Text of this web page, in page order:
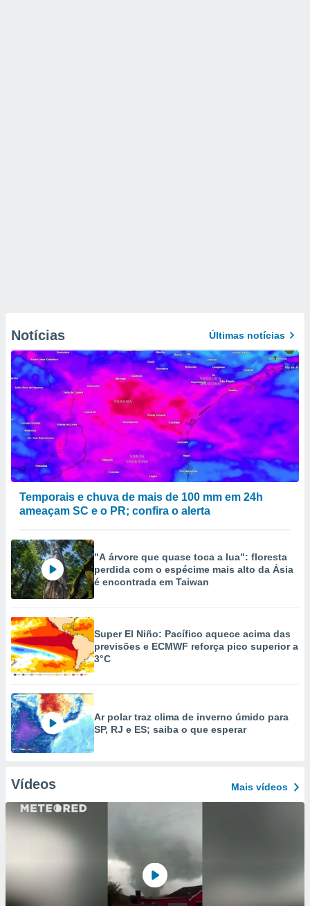
Notícias Últimas notícias
Temporais e chuva de mais de 100 mm em 24h
ameaçam SC e o PR; confira o alerta
"A árvore que quase toca a lua": floresta
perdida com o espécime mais alto da Ásia
é encontrada em Taiwan
Super El Niño: Pacífico aquece acima das
previsões e ECMWF reforça pico superior a
3°C
Ar polar traz clima de inverno úmido para
SP, RJ e ES; saiba o que esperar
Vídeos Mais vídeos